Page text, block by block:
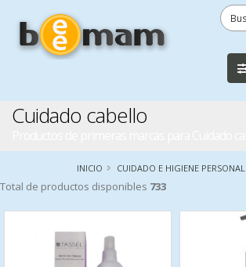
Cuidado cabello
INICIO CUIDADO E HIGIENE PERSONAL
Total de productos disponibles 733